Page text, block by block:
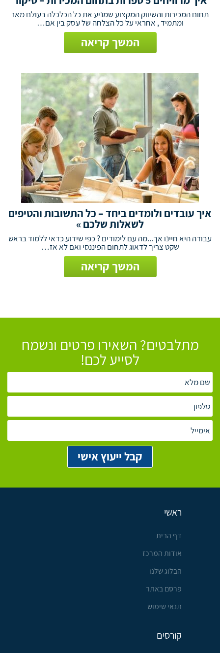
תחום המכירות והשיווק המקצוע שמניע את כל הכלכלה בעולם מאז
ומתמיד , אחראי על כל הצלחה של עסק בין אם…
המשך קריאה
איך עובדים ולומדים ביחד – כל התשובות והטיפים
לשאלות שלכם »
עבודה היא חיינו אך...מה עם לימודים ? כפי שידוע כדאי ללמוד בראש
שקט צריך לדאוג לתחום הפיננסי ואם לא אז…
המשך קריאה
מתלבטים? השאירו פרטים ונשמח
לסייע לכם!
ראשי
דף הבית
אודות המרכז
הבלוג שלנו
פרסם באתר
תנאי שימוש
קורסים